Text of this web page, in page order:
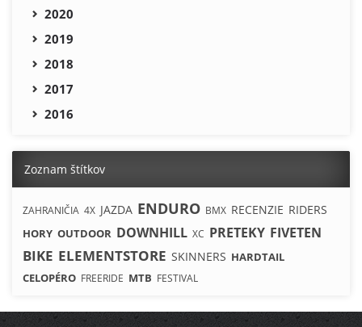
2020
2019
2018
2017
2016
Zoznam štítkov
ZAHRANIČIA 4X JAZDA ENDURO BMX RECENZIE RIDERS
HORY OUTDOOR DOWNHILL XC PRETEKY FIVETEN
BIKE ELEMENTSTORE SKINNERS HARDTAIL
CELOPÉRO FREERIDE MTB FESTIVAL